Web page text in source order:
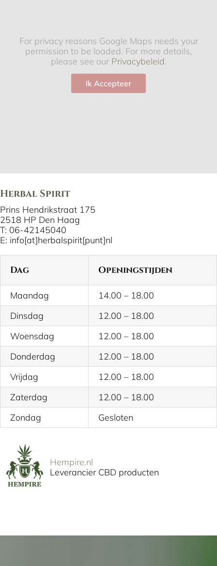
For privacy reasons Google Maps needs your
permission to be loaded. For more details,
please see our Privacybeleid.
Ik Accepteer
Herbal Spirit
Prins Hendrikstraat 175
2518 HP Den Haag
T: 06-42145040
E: info[at]herbalspirit[punt]nl
Dag Openingstijden
Maandag
14.00 – 18.00
Dinsdag
12.00 – 18.00
Woensdag
12.00 – 18.00
Donderdag
12.00 – 18.00
Vrijdag
12.00 – 18.00
Zaterdag
12.00 – 18.00
Zondag
Gesloten
Hempire.nl
Leverancier CBD producten